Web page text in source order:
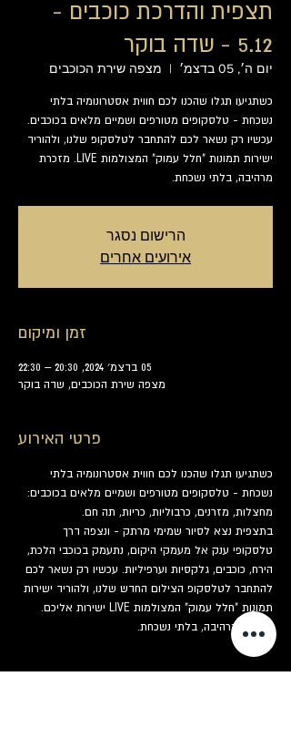
תצפית והדרכת כוכבים -
5.12 - שדה בוקר
יום ה׳, 05 בדצמ׳
  |
מצפה שירת הכוכבים
כשתגיעו תגלו שהכנו לכם חווית אסטרונומיה בלתי
נשכחת - טלסקופים מטורפים ושמיים מלאים בכוכבים.
עכשיו רק נשאר לכם להתחבר לטלסקופ שלנו, ולהוריד
ישירות תמונות "חלל עמוק" המצולמות LIVE. מזכרת
מרהיבה, בלתי נשכחת.
הרישום נסגר
אירועים אחרים
זמן ומיקום
05 בדצמ׳ 2024, 20:30 – 22:30
מצפה שירת הכוכבים, שדה בוקר
פרטי האירוע
כשתגיעו תגלו שהכנו לכם חווית אסטרונומיה בלתי
נשכחת - טלסקופים מטורפים ושמיים מלאים בכוכבים:
מחצלות, מזרנים, כרבוליות, כריות, תה חם.
בתצפית נצא לסיור שמימי מרתק - ונצפה דרך
טלסקופי ענק אל מעמקי היקום, נתעמק בכוכבי הלכת,
הירח, כוכבים, גלקסיות וערפיליות. עכשיו רק נשאר לכם
להתחבר לטלסקופ הצילום החדש שלנו, ולהוריד ישירות
תמונות "חלל עמוק" המצולמות LIVE ישירות אליכם.
מזכרת מרהיבה, בלתי נשכחת.